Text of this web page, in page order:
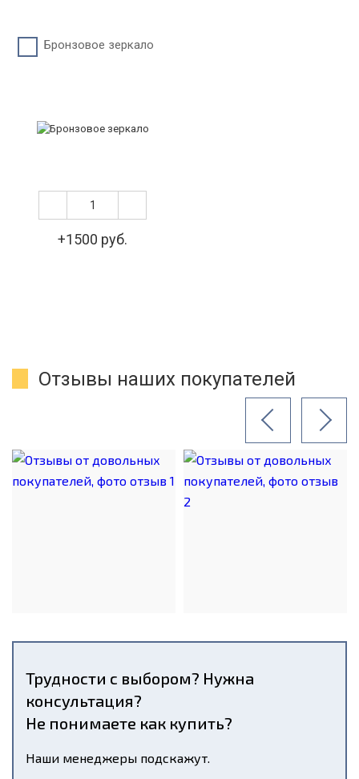
Бронзовое зеркало
+1500 руб.
Отзывы наших покупателей
Трудности с выбором? Нужна
консультация?
Не понимаете как купить?
Наши менеджеры подскажут.